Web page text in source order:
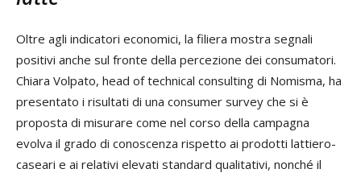
Oltre agli indicatori economici, la filiera mostra segnali
positivi anche sul fronte della percezione dei consumatori.
Chiara Volpato, head of technical consulting di Nomisma, ha
presentato i risultati di una consumer survey che si è
proposta di misurare come nel corso della campagna
evolva il grado di conoscenza rispetto ai prodotti lattiero-
caseari e ai relativi elevati standard qualitativi, nonché il